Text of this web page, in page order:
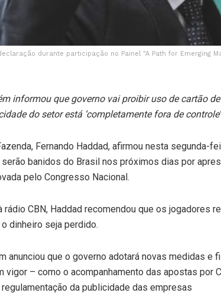
durante participação no Painel "A Path for Emerging
informou que governo vai proibir uso de cartão
do setor está ‘completamente fora de
Fernando Haddad, afirmou nesta segunda-
banidos do Brasil nos próximos dias por
pelo Congresso Nacional.
rádio CBN, Haddad recomendou que os jogadores
dinheiro seja perdido.
anunciou que o governo adotará novas medidas e
vigor – como o acompanhamento das apostas por
da publicidade das empresas